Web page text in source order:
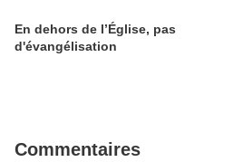
En dehors de l’Église, pas
d'évangélisation
Commentaires